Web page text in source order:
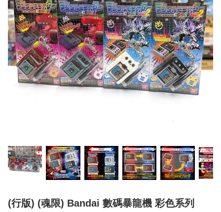
(行版) (魂限) Bandai 數碼暴龍機 彩色系列